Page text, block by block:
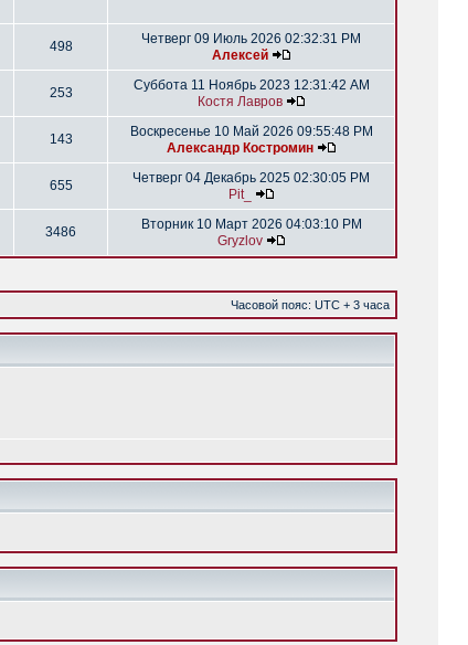
498
Четверг 09 Июль 2026 02:32:31 PM
Алексей
253
Суббота 11 Ноябрь 2023 12:31:42 AM
Костя Лавров
143
Воскресенье 10 Май 2026 09:55:48 PM
Александр Костромин
655
Четверг 04 Декабрь 2025 02:30:05 PM
Pit_
3486
Вторник 10 Март 2026 04:03:10 PM
Gryzlov
Часовой пояс: UTC + 3 часа